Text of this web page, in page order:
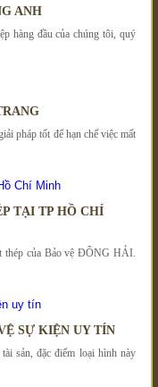
ANH
hàng đầu của chúng tôi, quý
pháp tốt để hạn chế việc mất
TẠI TP HỒ CHÍ
thép của Bảo vệ ĐÔNG HẢI.
SỰ KIỆN UY TÍN
sản, đặc điểm loại hình này